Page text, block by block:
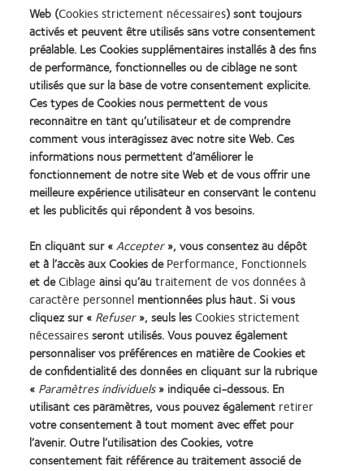
plus confortable et plus performant.
Pour vous aider à développer votre activité en lentilles de contact
et à répondre aux besoins de tous vos porteurs quel que soit leur
défaut visuel, nous vous proposons une gamme complète :
La toute dernière génération de produits en Silicone
Hydrogel
Une large gamme de paramètres pour répondre aux besoins
du plus grand nombre de porteurs
Des lentilles toriques et multifocales pour corriger les
défauts visuels les plus complexes
Un large choix de modalités de port pour s’adapter au mode
de vie de tous vos porteurs
Notre offre de produits est renforcée par une gamme de
services répondant à vos besoins et à ceux de vos porteurs.
Learn
more
about
Récompense
Learn
more
about
Contact
Learn
more
about
2012
Learn
more
about
2011
Learn
more
about
ODMA
Learn
more
2012
Web (Cookies strictement nécessaires) sont toujours
activés et peuvent être utilisés sans votre consentement
préalable. Les Cookies supplémentaires installés à des fins
de performance, fonctionnelles ou de ciblage ne sont
utilisés que sur la base de votre consentement explicite.
Ces types de Cookies nous permettent de vous
reconnaitre en tant qu’utilisateur et de comprendre
comment vous interagissez avec notre site Web. Ces
informations nous permettent d’améliorer le
fonctionnement de notre site Web et de vous offrir une
meilleure expérience utilisateur en conservant le contenu
et les publicités qui répondent à vos besoins.
En cliquant sur «Accepter», vous consentez au dépôt
et à l’accès aux Cookies dePerformance, Fonctionnels
et deCiblage ainsi qu’autraitement de vos données à
caractère personnel mentionnées plus haut. Si vous
cliquez sur « Refuser», seuls lesCookies strictement
nécessairesseront utilisés. Vous pouvez également
personnaliser vos préférences en matière de Cookies et
de confidentialité des données en cliquant sur la rubrique
« Paramètres individuels» indiquée ci-dessous. En
utilisant ces paramètres, vous pouvez également retirer
votre consentement à tout moment avec effet pour
l’avenir. Outre l’utilisation des Cookies, votre
consentement fait référence au traitement associé de